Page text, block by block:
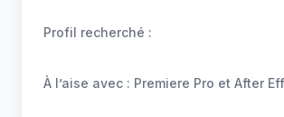
Profil recherché :
À l’aise avec : Premiere Pro et After